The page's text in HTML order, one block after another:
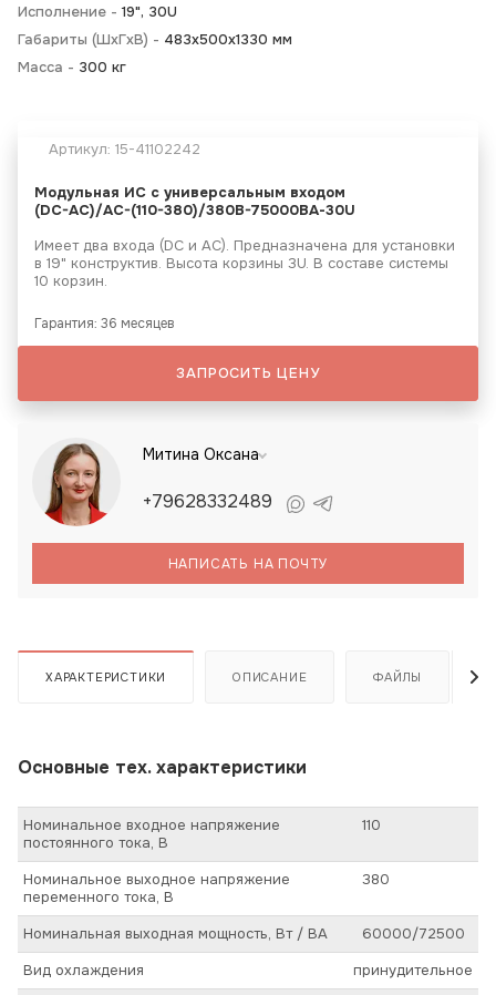
Исполнение - 19", 30U
Габариты (ШхГхВ) - 483х500х1330 мм
Масса - 300 кг
Артикул: 15-41102242
Модульная ИС с универсальным входом
(DC-АС)/AC-(110-380)/380B-75000ВА-30U
Имеет два входа (DC и АС). Предназначена для установки
в 19" конструктив. Высота корзины 3U. В составе системы
10 корзин.
Гарантия: 36 месяцев
ЗАПРОСИТЬ ЦЕНУ
Митина Оксана
+79628332489
НАПИСАТЬ НА ПОЧТУ
ХАРАКТЕРИСТИКИ ОПИСАНИЕ ФАЙЛЫ
Основные тех. характеристики
Номинальное входное напряжение
постоянного тока, В
110
Номинальное выходное напряжение
переменного тока, В
380
Номинальная выходная мощность, Вт / ВА
60000/72500
Вид охлаждения
принудительное